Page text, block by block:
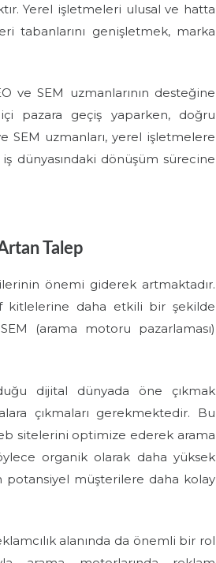
Yerel işletmeleri ulusal ve hatta
tabanlarını genişletmek, marka
ve SEM uzmanlarının desteğine
pazara geçiş yaparken, doğru
SEM uzmanları, yerel işletmelere
dünyasındaki dönüşüm sürecine
Talep
önemi giderek artmaktadır.
kitlelerine daha etkili bir şekilde
(arama motoru pazarlaması)
dijital dünyada öne çıkmak
çıkmaları gerekmektedir. Bu
sitelerini optimize ederek arama
organik olarak daha yüksek
potansiyel müşterilere daha kolay
alanında da önemli bir rol